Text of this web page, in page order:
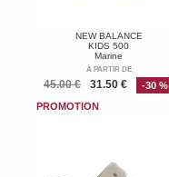
NEW BALANCE
KIDS 500
Marine
À PARTIR DE
45.00 € 31.50 € -30 %